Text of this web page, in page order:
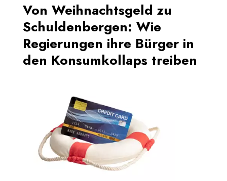
Von Weihnachtsgeld zu
Schuldenbergen: Wie
Regierungen ihre Bürger in
den Konsumkollaps treiben